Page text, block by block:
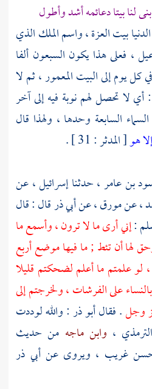
لنا بيتا دعائمه أشد وأطول
بيت العزة ، واسم الملك الذي
، فعلى هذا يكون السبعون ألفا
كل يوم إلى البيت المعمور ، ثم لا
لا تحصل لهم نوبة فيه إلى آخر
السابعة وحدها ، ولهذا قال
هو[ المدثر : 31 ] .
بن عامر، حدثناإسرائيل، عن
، عنمورق، عنأبي ذرقال : قال
:إني أرى ما لا ترون ، وأسمع ما
لها أن تئط ; ما فيها موضع أربع
لو علمتم ما أعلم لضحكتم قليلا
على الفرشات ، ولخرجتم إلى
وجل. فقالأبو ذر: والله لوددت
الترمذي ، وابن ماجه من حديث
غريب ، ويروى عنأبي ذر